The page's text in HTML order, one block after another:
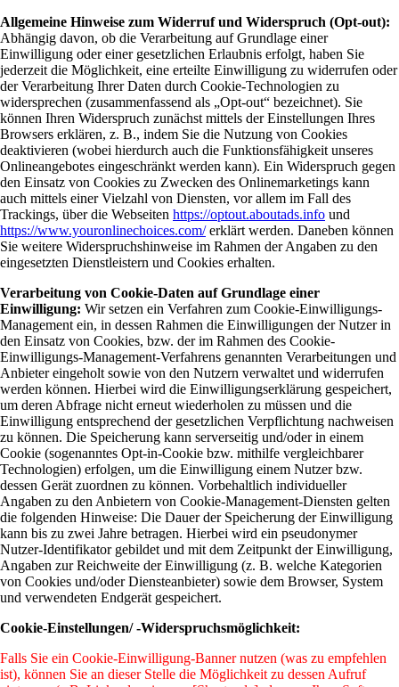
Allgemeine Hinweise zum Widerruf und Widerspruch (Opt-out):
Abhängig davon, ob die Verarbeitung auf Grundlage einer
Einwilligung oder einer gesetzlichen Erlaubnis erfolgt, haben Sie
jederzeit die Möglichkeit, eine erteilte Einwilligung zu widerrufen oder
der Verarbeitung Ihrer Daten durch Cookie-Technologien zu
widersprechen (zusammenfassend als „Opt-out“ bezeichnet). Sie
können Ihren Widerspruch zunächst mittels der Einstellungen Ihres
Browsers erklären, z. B., indem Sie die Nutzung von Cookies
deaktivieren (wobei hierdurch auch die Funktionsfähigkeit unseres
Onlineangebotes eingeschränkt werden kann). Ein Widerspruch gegen
den Einsatz von Cookies zu Zwecken des Onlinemarketings kann
auch mittels einer Vielzahl von Diensten, vor allem im Fall des
Trackings, über die Webseiten https://optout.aboutads.info und
https://www.youronlinechoices.com/erklärt werden. Daneben können
Sie weitere Widerspruchshinweise im Rahmen der Angaben zu den
eingesetzten Dienstleistern und Cookies erhalten.
Verarbeitung von Cookie-Daten auf Grundlage einer
Einwilligung: Wir setzen ein Verfahren zum Cookie-Einwilligungs-
Management ein, in dessen Rahmen die Einwilligungen der Nutzer in
den Einsatz von Cookies, bzw. der im Rahmen des Cookie-
Einwilligungs-Management-Verfahrens genannten Verarbeitungen und
Anbieter eingeholt sowie von den Nutzern verwaltet und widerrufen
werden können. Hierbei wird die Einwilligungserklärung gespeichert,
um deren Abfrage nicht erneut wiederholen zu müssen und die
Einwilligung entsprechend der gesetzlichen Verpflichtung nachweisen
zu können. Die Speicherung kann serverseitig und/oder in einem
Cookie (sogenanntes Opt-in-Cookie bzw. mithilfe vergleichbarer
Technologien) erfolgen, um die Einwilligung einem Nutzer bzw.
dessen Gerät zuordnen zu können. Vorbehaltlich individueller
Angaben zu den Anbietern von Cookie-Management-Diensten gelten
die folgenden Hinweise: Die Dauer der Speicherung der Einwilligung
kann bis zu zwei Jahre betragen. Hierbei wird ein pseudonymer
Nutzer-Identifikator gebildet und mit dem Zeitpunkt der Einwilligung,
Angaben zur Reichweite der Einwilligung (z. B. welche Kategorien
von Cookies und/oder Diensteanbieter) sowie dem Browser, System
und verwendeten Endgerät gespeichert.
Cookie-Einstellungen/ -Widerspruchsmöglichkeit:
Falls Sie ein Cookie-Einwilligung-Banner nutzen (was zu empfehlen
ist), können Sie an dieser Stelle die Möglichkeit zu dessen Aufruf